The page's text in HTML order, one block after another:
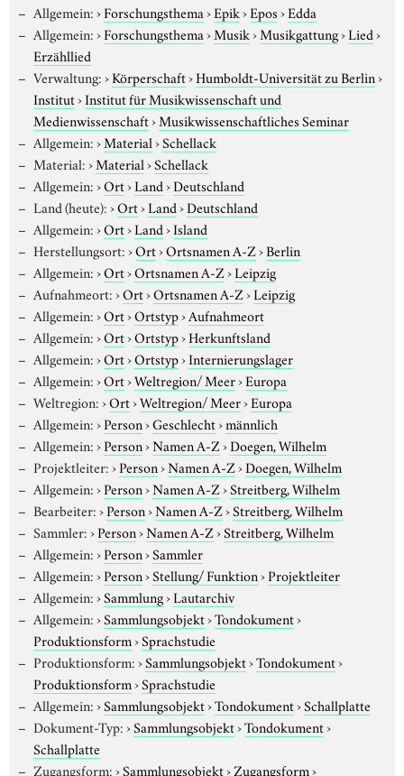
Allgemein:›Forschungsthema›Epik›Epos›Edda
Allgemein:›Forschungsthema›Musik›Musikgattung›Lied›
Erzähllied
Verwaltung:›Körperschaft›Humboldt-Universität zu Berlin›
Institut›Institut für Musikwissenschaft und
Medienwissenschaft›Musikwissenschaftliches Seminar
Allgemein:›Material›Schellack
Material:›Material›Schellack
Allgemein:›Ort›Land›Deutschland
Land (heute):›Ort›Land›Deutschland
Allgemein:›Ort›Land›Island
Herstellungsort:›Ort›Ortsnamen A-Z›Berlin
Allgemein:›Ort›Ortsnamen A-Z›Leipzig
Aufnahmeort:›Ort›Ortsnamen A-Z›Leipzig
Allgemein:›Ort›Ortstyp›Aufnahmeort
Allgemein:›Ort›Ortstyp›Herkunftsland
Allgemein:›Ort›Ortstyp›Internierungslager
Allgemein:›Ort›Weltregion/ Meer›Europa
Weltregion:›Ort›Weltregion/ Meer›Europa
Allgemein:›Person›Geschlecht›männlich
Allgemein:›Person›Namen A-Z›Doegen, Wilhelm
Projektleiter:›Person›Namen A-Z›Doegen, Wilhelm
Allgemein:›Person›Namen A-Z›Streitberg, Wilhelm
Bearbeiter:›Person›Namen A-Z›Streitberg, Wilhelm
Sammler:›Person›Namen A-Z›Streitberg, Wilhelm
Allgemein:›Person›Sammler
Allgemein:›Person›Stellung/ Funktion›Projektleiter
Allgemein:›Sammlung›Lautarchiv
Allgemein:›Sammlungsobjekt›Tondokument›
Produktionsform›Sprachstudie
Produktionsform:›Sammlungsobjekt›Tondokument›
Produktionsform›Sprachstudie
Allgemein:›Sammlungsobjekt›Tondokument›Schallplatte
Dokument-Typ:›Sammlungsobjekt›Tondokument›
Schallplatte
Zugangsform:›Sammlungsobjekt›Zugangsform›